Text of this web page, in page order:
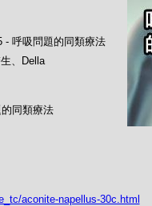
- 呼吸問題的同類療法
、Della
同類療法
aconite-napellus-30c.html